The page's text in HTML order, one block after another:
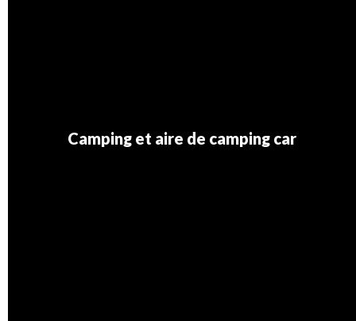
Camping et aire de camping car